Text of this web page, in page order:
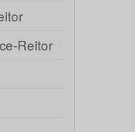
Reitor